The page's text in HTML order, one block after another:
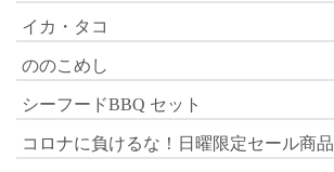
イカ・タコ
ののこめし
シーフードBBQ セット
コロナに負けるな！日曜限定セール商品